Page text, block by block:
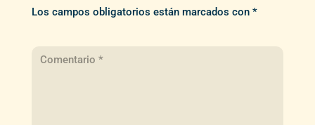
Los campos obligatorios están marcados con *